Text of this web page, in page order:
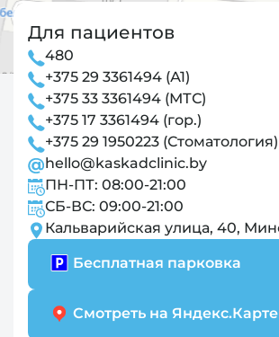
Для пациентов
480
+375 29 3361494 (А1)
+375 33 3361494 (МТС)
+375 17 3361494 (гор.)
+375 29 1950223 (Стоматология)
hello@kaskadclinic.by
ПН-ПТ: 08:00-21:00
СБ-ВС: 09:00-21:00
Кальварийская улица, 40,
Бесплатная парковка
Смотреть на Яндекс.Карте